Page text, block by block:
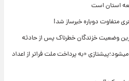
استان است
متفاوت دوباره خبرساز شد!
وضعیت خزندگان خطرناک پس از حادثه
«به پرداخت ملت فراتر از اعداد